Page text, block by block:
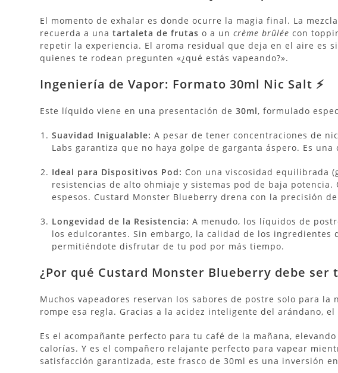
El momento de exhalar es donde ocurre la magia final. La
recuerda a unatartaleta de frutas o a uncrème brûlée con
repetir la experiencia. El aroma residual que deja en el aire es
quienes te rodean pregunten «¿qué estás vapeando?».
Ingeniería de Vapor: Formato 30ml Nic Salt ⚡
Este líquido viene en una presentación de30ml, formulado
Suavidad Inigualable: A pesar de tener concentraciones de
Labs garantiza que no haya golpe de garganta áspero. Es
Ideal para Dispositivos Pod: Con una viscosidad equilibrada
resistencias de alto ohmiaje y sistemas pod de baja potencia.
espesos. Custard Monster Blueberry drena con la precisión
Longevidad de la Resistencia: A menudo, los líquidos de
los edulcorantes. Sin embargo, la calidad de los
permitiéndote disfrutar de tu pod por más tiempo.
¿Por qué Custard Monster Blueberry debe ser
Muchos vapeadores reservan los sabores de postre solo para
rompe esa regla. Gracias a la acidez inteligente del arándano,
Es el acompañante perfecto para tu café de la mañana,
calorías. Y es el compañero relajante perfecto para vapear
satisfacción garantizada, este frasco de 30ml es una inversión